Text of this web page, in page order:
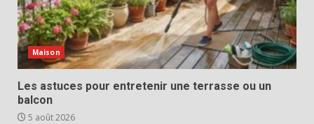
Maison
Les astuces pour entretenir une terrasse ou un
balcon
5 août 2026